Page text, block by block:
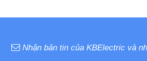
Nhận bản tin của KBElectric và